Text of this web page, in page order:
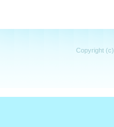
Copyright